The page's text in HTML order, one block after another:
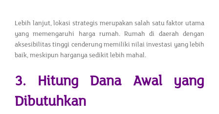
Lebih lanjut, lokasi strategis merupakan salah satu faktor utama
yang memengaruhi harga rumah. Rumah di daerah dengan
aksesibilitas tinggi cenderung memiliki nilai investasi yang lebih
baik, meskipun harganya sedikit lebih mahal.
3. Hitung Dana Awal yang
Dibutuhkan